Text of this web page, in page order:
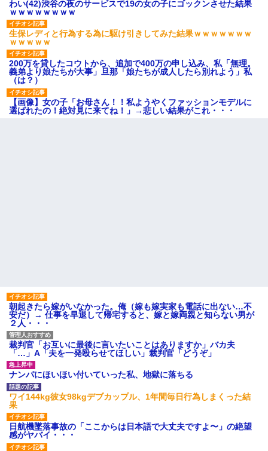
わい(42)渋谷の夜のサービスで19の女の子にゴックンさせた結果
ｗｗｗｗｗｗｗｗ
生保レディと行為する為に駆け引きしてみた結果ｗｗｗｗｗｗｗ
ｗｗｗｗｗ
200万を貸したコウトから、追加で400万の申し込み、私「無理。
義弟より娘たちが大事」旦那「娘たちが成人したら別れよう」私
（は？）
【画像】女の子「お母さん！！私ようやくファッションモデルに
選ばれたの！絶対見に来てね！」→悲しい結果がこれ・・・
朝起きたら嫁がいなかった。俺（嫁も嫁実家も電話に出ない…不
安だ）→ 仕事を早退して帰宅すると、嫁と嫁両親と知らない男が
２人・・・
裁判官「お互いに最後に言いたいことはありますか」バカ夫
「…」A「夫を一発殴らせてほしい」裁判官「どうぞ」
ナンパにほいほい付いていった私、地獄に落ちる
ワイ144kg彼女98kgデブカップル、1年間毎日行為しまくった結
果
日航機墜落事故の「ここからは日本語で大丈夫ですよ〜」の絶望
感がヤバイ・・・